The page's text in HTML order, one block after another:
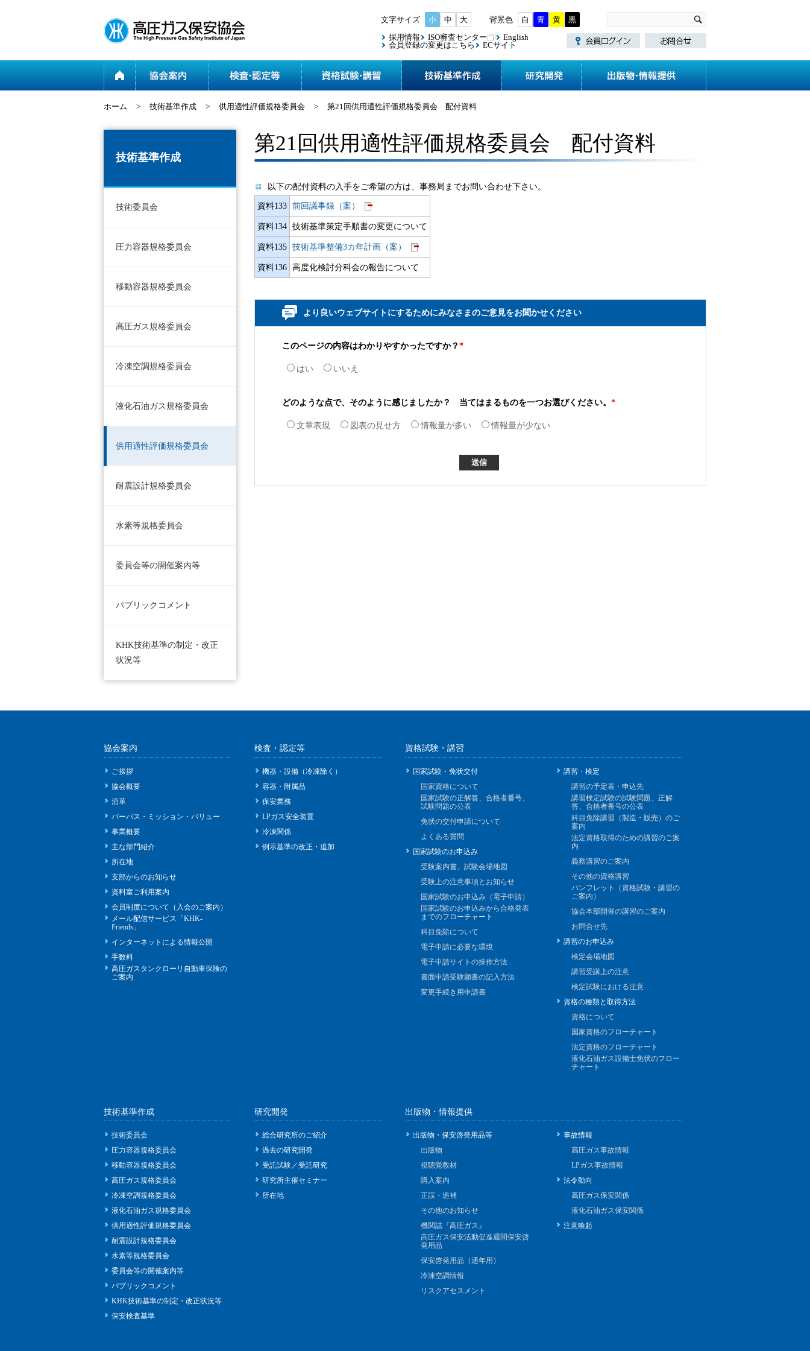
小 中 大 白 青 黄
黒
採用情報
ISO審査センター
English
会員登録の変更はこちら
ECサイト
協会案内 検査・認定等 資格試験・講習
ホーム > 技術基準作成 > 供用適性評価規格委員会 > 第21回供用適性評価規格委員会 配付資料
技術基準作成
技術委員会
圧力容器規格委員会
移動容器規格委員会
高圧ガス規格委員会
冷凍空調規格委員会
液化石油ガス規格委員会
供用適性評価規格委員会
耐震設計規格委員会
水素等規格委員会
委員会等の開催案内等
パブリックコメント
KHK技術基準の制定・改正
状況等
第21回供用適性評価規格委員会 配付資料
以下の配付資料の入手をご希望の方は、事務局までお問い合わせ下さい。
資料133 前回議事録（案）
資料134 技術基準策定手順書の変更について
資料135 技術基準整備3カ年計画（案）
資料136 高度化検討分科会の報告について
より良いウェブサイトにするためにみなさまのご意見をお聞かせください
このページの内容はわかりやすかったですか？ *
はい いいえ
どのような点で、そのように感じましたか？ 当てはまるものを一つお選びください。 *
文章表現 図表の見せ方 情報量が多い 情報量が少ない
協会案内
ご挨拶
協会概要
沿革
パーパス・ミッション・バリュー
事業概要
主な部門紹介
所在地
支部からのお知らせ
資料室ご利用案内
会員制度について（入会のご案内）
メール配信サービス「KHK-
Friends」
インターネットによる情報公開
手数料
高圧ガスタンクローリ自動車保険の
ご案内
検査・認定等
機器・設備（冷凍除く）
容器・附属品
保安業務
LPガス安全装置
冷凍関係
例示基準の改正・追加
資格試験・講習
国家試験・免状交付
国家資格について
国家試験の正解答、合格者番号、
試験問題の公表
免状の交付申請について
よくある質問
国家試験のお申込み
受験案内書、試験会場地図
受験上の注意事項とお知らせ
国家試験のお申込み（電子申請）
国家試験のお申込みから合格発表
までのフローチャート
科目免除について
電子申請に必要な環境
電子申請サイトの操作方法
書面申請受験願書の記入方法
変更手続き用申請書
講習・検定
講習の予定表・申込先
講習検定試験の試験問題、正解
答、合格者番号の公表
科目免除講習（製造・販売）のご
案内
法定資格取得のための講習のご案
内
義務講習のご案内
その他の資格講習
パンフレット（資格試験・講習の
ご案内）
協会本部開催の講習のご案内
お問合せ先
講習のお申込み
検定会場地図
講習受講上の注意
検定試験における注意
資格の種類と取得方法
資格について
国家資格のフローチャート
法定資格のフローチャート
液化石油ガス設備士免状のフロー
チャート
技術基準作成
技術委員会
圧力容器規格委員会
移動容器規格委員会
高圧ガス規格委員会
冷凍空調規格委員会
液化石油ガス規格委員会
供用適性評価規格委員会
耐震設計規格委員会
水素等規格委員会
委員会等の開催案内等
パブリックコメント
KHK技術基準の制定・改正状況等
保安検査基準
研究開発
総合研究所のご紹介
過去の研究開発
受託試験／受託研究
研究所主催セミナー
所在地
出版物・情報提供
出版物・保安啓発用品等
出版物
視聴覚教材
購入案内
正誤・追補
その他のお知らせ
機関誌『高圧ガス』
高圧ガス保安活動促進週間保安啓
発用品
保安啓発用品（通年用）
冷凍空調情報
リスクアセスメント
事故情報
高圧ガス事故情報
LPガス事故情報
法令動向
高圧ガス保安関係
液化石油ガス保安関係
注意喚起